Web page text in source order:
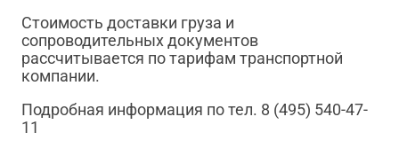
Стоимость доставки груза и
сопроводительных документов
рассчитывается по тарифам транспортной
компании.
Подробная информация по тел. 8 (495) 540-47-
11